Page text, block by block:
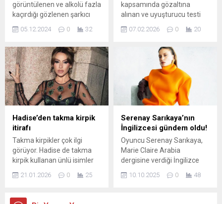
görüntülenen ve alkolü fazla
kaçırdığı gözlenen şarkıcı
İrem Derici'yi yardımcısı
arabaya bindirmekte
05.12.2024 0 32
kapsamında gözaltına
alınan ve uyuşturucu testi
pozitif çıkan Şeyma Subaşı,
küçük yaşlardan itibaren
okuduğunu ayrıca en sevdiği
peygamberin ise Hz.
Muhammed (s.a.v)
olduğunu söyledi.
07.02.2026 0 20
Hadise’den takma kirpik
itirafı
Takma kirpikler çok ilgi
görüyor. Hadise de takma
kirpik kullanan ünlü isimler
şarkıcı geçen gün katıldığı bir
kirpikleriyle ilgili bir itirafta
21.01.2026 0 25
Serenay Sarıkaya’nın
İngilizcesi gündem oldu!
Oyuncu Serenay Sarıkaya,
Marie Claire Arabia
dergisine verdiği İngilizce
Derginin yeni sayısında yer
10.10.2025 0 48